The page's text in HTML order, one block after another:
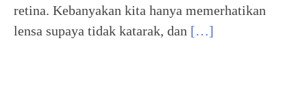
retina. Kebanyakan kita hanya memerhatikan
lensa supaya tidak katarak, dan […]